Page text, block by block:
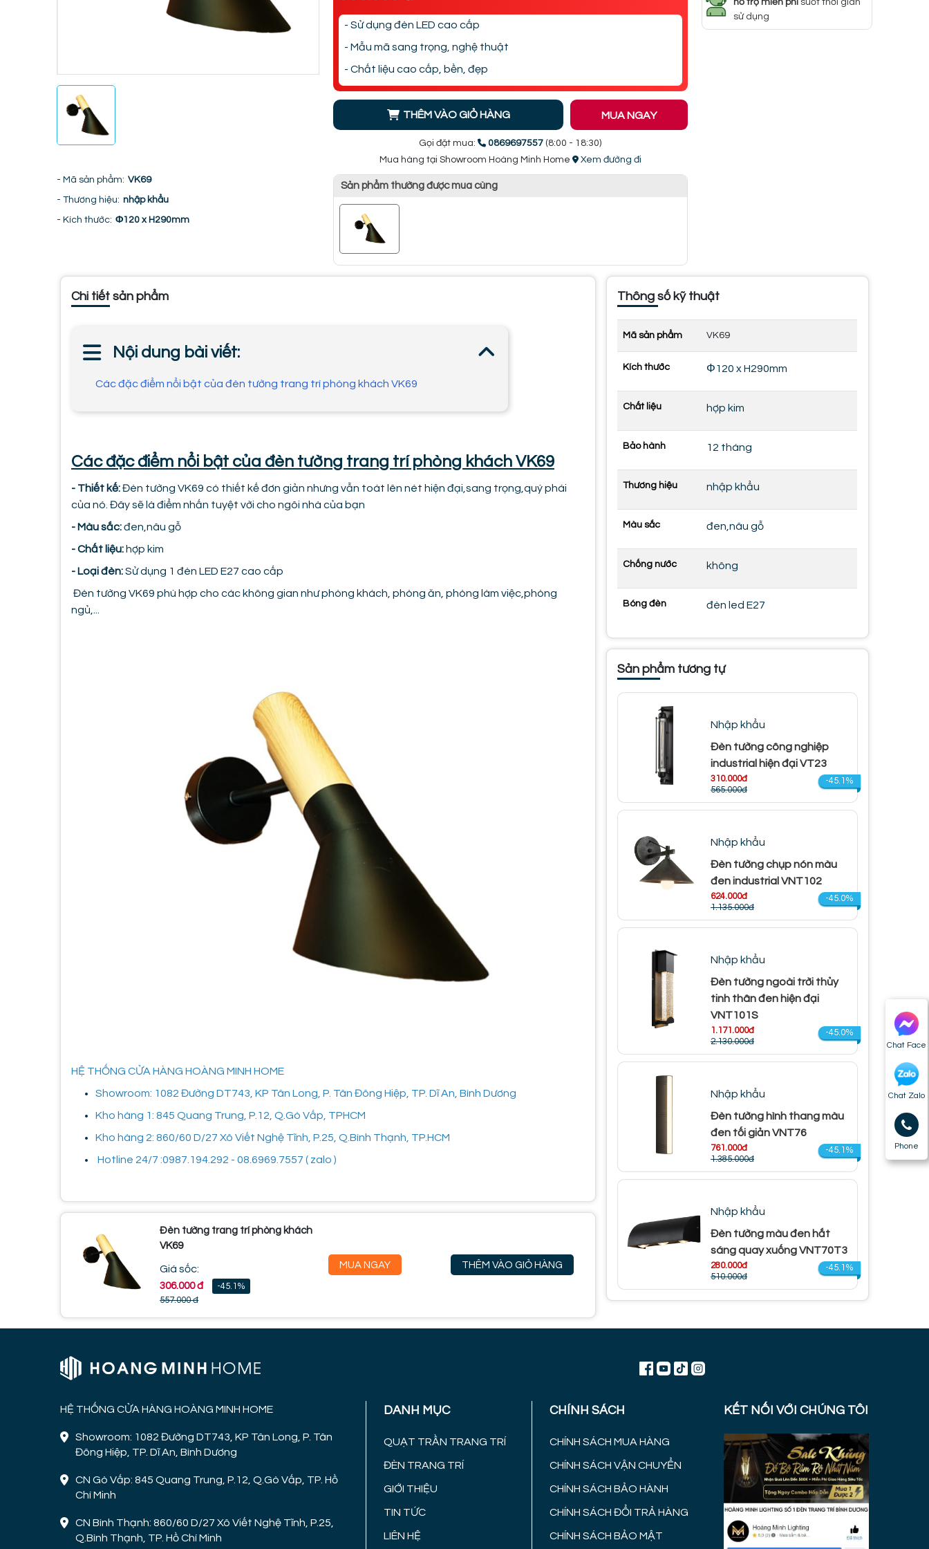
Chat Face
Chat Zalo
Phone
- Mã sản phẩm: VK69
- Thương hiệu: nhập khẩu
- Kích thước: Φ120 x H290mm
- Sử dụng đèn LED cao cấp
- Mẫu mã sang trọng, nghệ thuật
- Chất liệu cao cấp, bền, đẹp
THÊM VÀO GIỎ HÀNG MUA NGAY
Gọi đặt mua: 0869697557 (8:00 - 18:30)
Mua hàng tại Showroom Hoàng Minh Home
Xem đường đi
Sản phẩm thường được mua cùng
hỗ trợ miễn phísuốt thời gian
sử dụng
Chi tiết sản phẩm
Nội dung bài viết:
Các đặc điểm nổi bật của đèn tường trang trí phòng khách VK69
Các đặc điểm nổi bật của đèn tường trang trí phòng khách VK69
- Thiết kế:Đèn tường VK69 có thiết kế đơn giản nhưng vẫn toát lên nét hiện đại,sang trọng,quý phái
của nó. Đây sẽ là điểm nhấn tuyệt vời cho ngôi nhà của bạn
- Màu sắc:đen,nâu gỗ
- Chất liệu: hợp kim
- Loại đèn:Sử dụng 1 đèn LED E27 cao cấp
Đèn tường VK69 phù hợp cho các không gian như phòng khách, phòng ăn, phòng làm việc,phòng
ngủ,...
HỆ THỐNG CỬA HÀNG HOÀNG MINH HOME
Showroom: 1082 Đường DT743, KP Tân Long, P. Tân Đông Hiệp, TP. Dĩ An, Bình Dương
Kho hàng 1: 845 Quang Trung, P.12, Q.Gò Vấp, TPHCM
Kho hàng 2: 860/60 D/27 Xô Viết Nghệ Tĩnh, P.25, Q.Bình Thạnh, TP.HCM
Hotline 24/7 :0987.194.292 - 08.6969.7557 ( zalo )
Đèn tường trang trí phòng khách
VK69
Giá sốc:
306.000 đ
-45.1%
557.000 đ
MUA NGAY THÊM VÀO GIỎ HÀNG
Thông số kỹ thuật
Mã sản phẩm VK69
Kích thước Φ120 x H290mm
Chất liệu hợp kim
Bảo hành 12 tháng
Thương hiệu nhập khẩu
Màu sắc đen,nâu gỗ
Chống nước không
Bóng đèn đèn led E27
Sản phẩm tương tự
Nhập khẩu
Đèn tường công nghiệp
industrial hiện đại VT23
310.000đ
565.000đ
-45.1%
Nhập khẩu
Đèn tường chụp nón màu
đen industrial VNT102
624.000đ
1.135.000đ
-45.0%
Nhập khẩu
Đèn tường ngoài trời thủy
tinh thân đen hiện đại
VNT101S
1.171.000đ
2.130.000đ
-45.0%
Nhập khẩu
Đèn tường hình thang màu
đen tối giản VNT76
761.000đ
1.385.000đ
-45.1%
Nhập khẩu
Đèn tường màu đen hắt
sáng quay xuống VNT70T3
280.000đ
510.000đ
-45.1%
HỆ THỐNG CỬA HÀNG HOÀNG MINH HOME
Showroom: 1082 Đường DT743, KP Tân Long, P. Tân
Đông Hiệp, TP. Dĩ An, Bình Dương
CN Gò Vấp: 845 Quang Trung, P.12, Q.Gò Vấp, TP. Hồ
Chí Minh
CN Bình Thạnh: 860/60 D/27 Xô Viết Nghệ Tĩnh, P.25,
Q.Bình Thạnh, TP. Hồ Chí Minh
DANH MỤC
QUẠT TRẦN TRANG TRÍ
ĐÈN TRANG TRÍ
GIỚI THIỆU
TIN TỨC
LIÊN HỆ
CHÍNH SÁCH
CHÍNH SÁCH MUA HÀNG
CHÍNH SÁCH VẬN CHUYỂN
CHÍNH SÁCH BẢO HÀNH
CHÍNH SÁCH ĐỔI TRẢ HÀNG
CHÍNH SÁCH BẢO MẬT
KẾT NỐI VỚI CHÚNG TÔI